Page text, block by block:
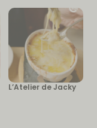
L’Atelier de Jacky